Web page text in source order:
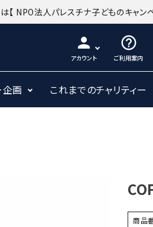
【 NPO法人パレスチナ子どものキャン
person
アカウント
help_outline
ご利用案内
企画 これまでのチャリティー
商品